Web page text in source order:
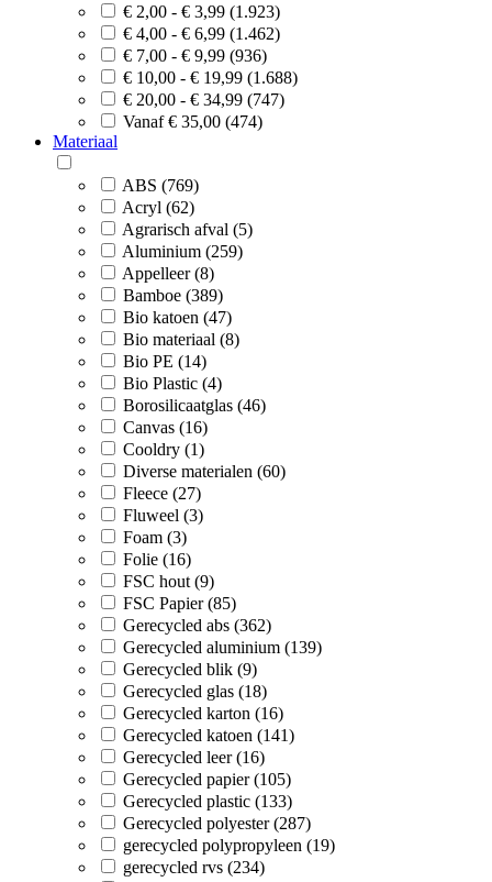
€ 2,00 - € 3,99 (1.923)
€ 4,00 - € 6,99 (1.462)
€ 7,00 - € 9,99 (936)
€ 10,00 - € 19,99 (1.688)
€ 20,00 - € 34,99 (747)
Vanaf € 35,00 (474)
Materiaal
ABS (769)
Acryl (62)
Agrarisch afval (5)
Aluminium (259)
Appelleer (8)
Bamboe (389)
Bio katoen (47)
Bio materiaal (8)
Bio PE (14)
Bio Plastic (4)
Borosilicaatglas (46)
Canvas (16)
Cooldry (1)
Diverse materialen (60)
Fleece (27)
Fluweel (3)
Foam (3)
Folie (16)
FSC hout (9)
FSC Papier (85)
Gerecycled abs (362)
Gerecycled aluminium (139)
Gerecycled blik (9)
Gerecycled glas (18)
Gerecycled karton (16)
Gerecycled katoen (141)
Gerecycled leer (16)
Gerecycled papier (105)
Gerecycled plastic (133)
Gerecycled polyester (287)
gerecycled polypropyleen (19)
gerecycled rvs (234)